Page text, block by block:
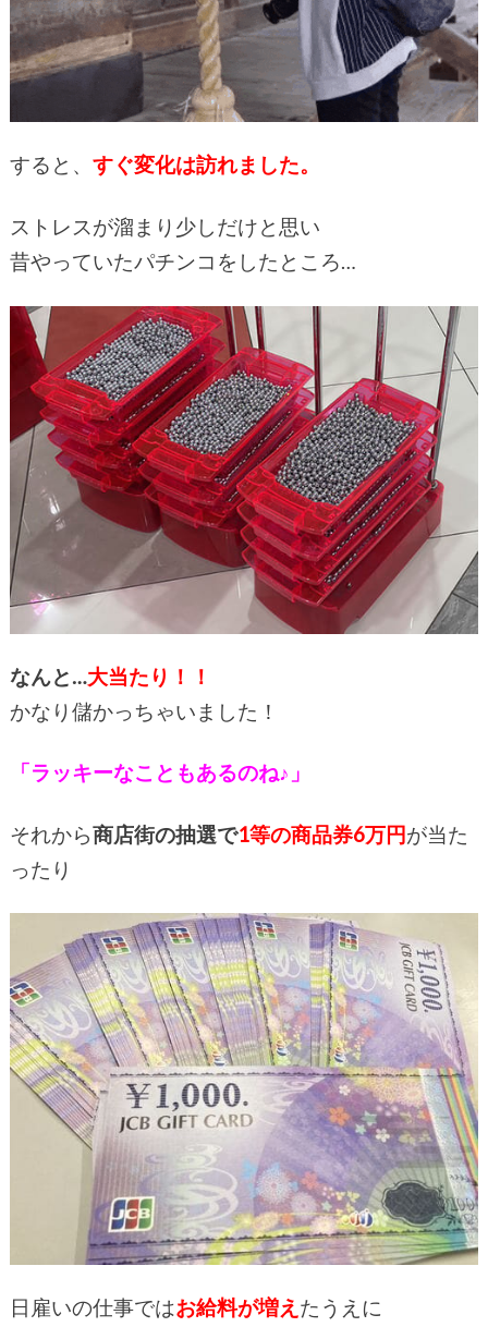
すると、 すぐ変化は訪れました。
ストレスが溜まり少しだけと思い
昔やっていたパチンコをしたところ…
なんと…大当たり！！
かなり儲かっちゃいました！
「ラッキーなこともあるのね♪」
それから商店街の抽選で1等の商品券6万円が当た
ったり
日雇いの仕事ではお給料が増え たうえに